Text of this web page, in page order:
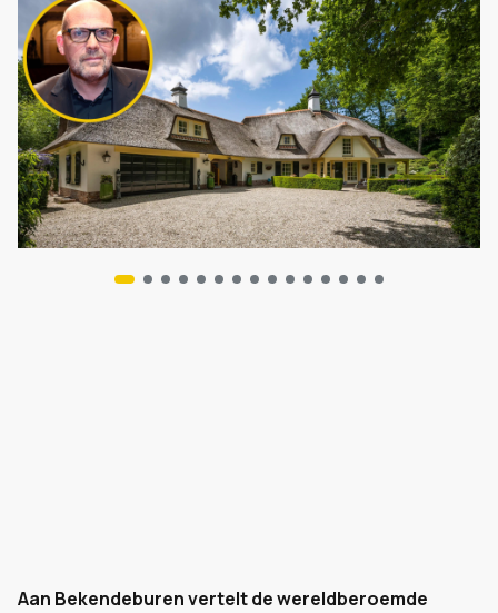
Aan Bekendeburen vertelt de wereldberoemde